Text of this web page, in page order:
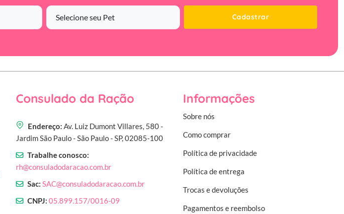
Cadastrar
Consulado da Ração
Endereço: Av. Luiz Dumont Villares, 580 -
Jardim São Paulo - São Paulo - SP, 02085-100
Trabalhe conosco:
rh@consuladodaracao.com.br
Sac: SAC@consuladodaracao.com.br
CNPJ: 05.899.157/0016-09
Informações
Sobre nós
Como comprar
Política de privacidade
Política de entrega
Trocas e devoluções
Pagamentos e reembolso